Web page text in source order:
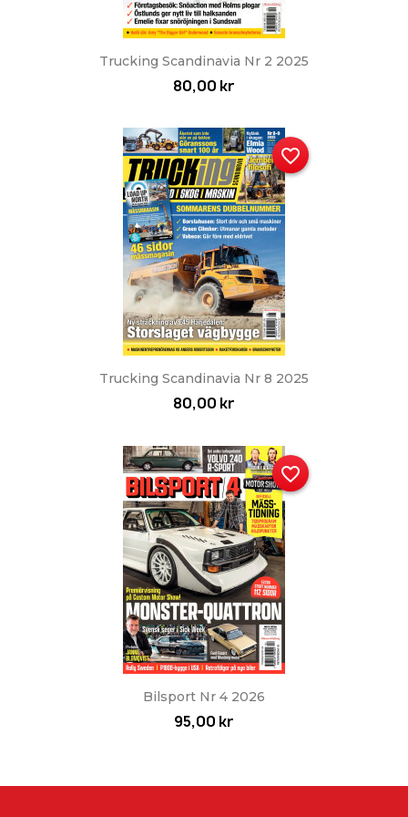
Trucking Scandinavia Nr 2 2025
80,00 kr
Trucking Scandinavia Nr 8 2025
80,00 kr
favorite_border
Bilsport Nr 4 2026
95,00 kr
favorite_border